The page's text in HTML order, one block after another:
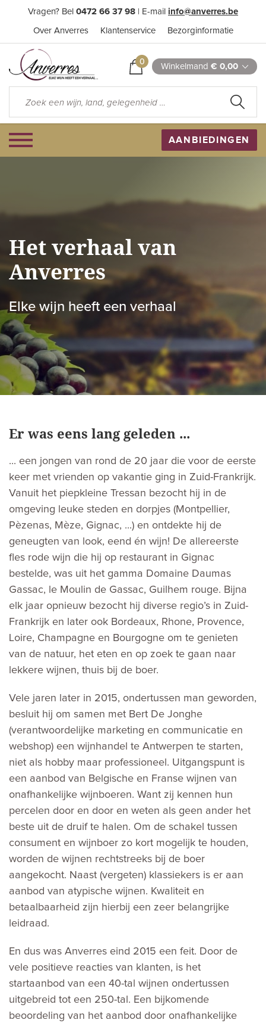
Vragen? Bel 0472 66 37 98 | E-mail info@anverres.be
Over Anverres Klantenservice Bezorginformatie
0 Winkelmand € 0,00
AANBIEDINGEN
Het verhaal van
Anverres
Elke wijn heeft een verhaal
Er was eens lang geleden ...
... een jongen van rond de 20 jaar die voor de eerste
keer met vrienden op vakantie ging in Zuid-Frankrijk.
Vanuit het piepkleine Tressan bezocht hij in de
omgeving leuke steden en dorpjes (Montpellier,
Pèzenas, Mèze, Gignac, ...) en ontdekte hij de
geneugten van look, eend én wijn! De allereerste
fles rode wijn die hij op restaurant in Gignac
bestelde, was uit het gamma Domaine Daumas
Gassac, le Moulin de Gassac, Guilhem rouge. Bijna
elk jaar opnieuw bezocht hij diverse regio’s in Zuid-
Frankrijk en later ook Bordeaux, Rhone, Provence,
Loire, Champagne en Bourgogne om te genieten
van de natuur, het eten en op zoek te gaan naar
lekkere wijnen, thuis bij de boer.
Vele jaren later in 2015, ondertussen man geworden,
besluit hij om samen met Bert De Jonghe
(verantwoordelijke marketing en communicatie en
webshop) een wijnhandel te Antwerpen te starten,
niet als hobby maar professioneel. Uitgangspunt is
een aanbod van Belgische en Franse wijnen van
onafhankelijke wijnboeren. Want zij kennen hun
percelen door en door en weten als geen ander het
beste uit de druif te halen. Om de schakel tussen
consument en wijnboer zo kort mogelijk te houden,
worden de wijnen rechtstreeks bij de boer
aangekocht. Naast (vergeten) klassiekers is er aan
aanbod van atypische wijnen. Kwaliteit en
betaalbaarheid zijn hierbij een zeer belangrijke
leidraad.
En dus was Anverres eind 2015 een feit. Door de
vele positieve reacties van klanten, is het
startaanbod van een 40-tal wijnen ondertussen
uitgebreid tot een 250-tal. Een bijkomende
beoordeling van het aanbod door onafhankelijke